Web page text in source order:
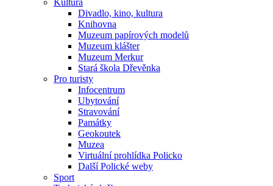
Kultura
Divadlo, kino, kultura
Knihovna
Muzeum papírových modelů
Muzeum klášter
Muzeum Merkur
Stará škola Dřevěnka
Pro turisty
Infocentrum
Ubytování
Stravování
Památky
Geokoutek
Muzea
Virtuální prohlídka Policko
Další Polické weby
Sport